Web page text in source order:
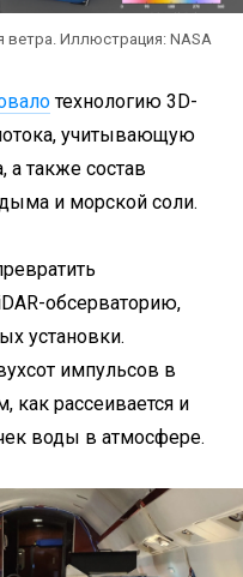
ветра. Иллюстрация: NASA
технологию 3D-
учитывающую
а также состав
и морской соли.
обсерваторию,
установки.
импульсов в
как рассеивается и
воды в атмосфере.